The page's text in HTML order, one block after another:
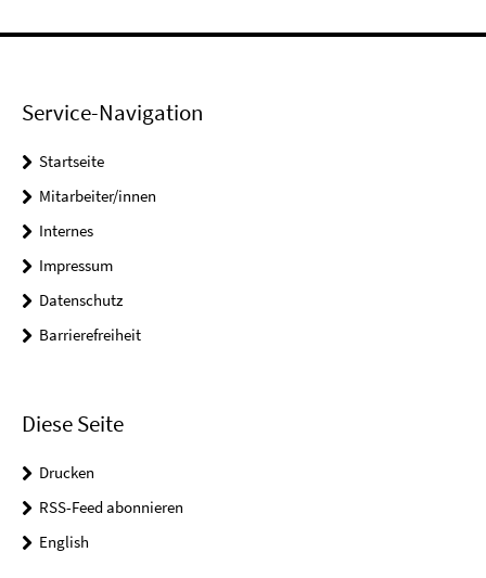
Service-Navigation
Startseite
Mitarbeiter/innen
Internes
Impressum
Datenschutz
Barrierefreiheit
Diese Seite
Drucken
RSS-Feed abonnieren
English